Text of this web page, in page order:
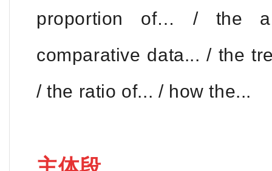
proportion of… / the
comparative data... / the
/ the ratio of... / how the...